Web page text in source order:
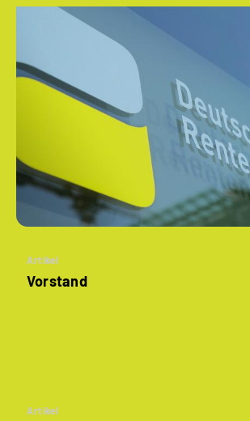
Artikel
Vorstand
Artikel